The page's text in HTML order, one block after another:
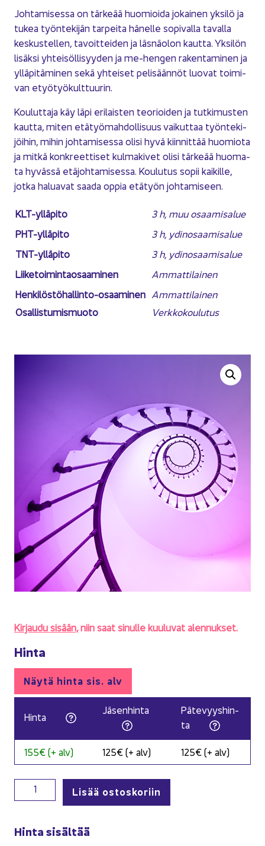
Joh­ta­mi­ses­sa on tär­ke­ää huo­mioi­da jo­kai­nen yk­si­lö ja
tukea työn­te­ki­jän tar­pei­ta hä­nel­le so­pi­val­la ta­val­la
kes­kus­tel­len, ta­voit­tei­den ja läs­nä­olon kaut­ta. Yk­si­lön
li­säk­si yh­tei­söl­li­syy­den ja me-​hengen ra­ken­ta­mi­nen ja
yl­lä­pi­tä­mi­nen sekä yh­tei­set pe­li­sään­nöt luo­vat toi­mi­
van etyö­työ­kult­tuu­rin.
Kou­lut­ta­ja käy läpi eri­lais­ten teo­rioi­den ja tut­ki­mus­ten
kaut­ta, miten etä­työ­mah­dol­li­suus vai­kut­taa työn­te­ki­
jöi­hin, mihin joh­ta­mi­ses­sa olisi hyvä kiin­nit­tää huo­mio­ta
ja mitkä kon­kreet­ti­set kul­ma­ki­vet olisi tär­ke­ää huo­ma­
ta hy­väs­sä etä­joh­ta­mi­ses­sa. Kou­lu­tus sopii kai­kil­le,
jotka ha­lua­vat saada oppia etä­työn joh­ta­mi­seen.
KLT-​ylläpito
3 h, muu osaa­mi­sa­lue
PHT-​ylläpito
3 h, ydin­osaa­mi­sa­lue
TNT-​ylläpito
3 h, ydin­osaa­mi­sa­lue
Lii­ke­toi­min­tao­saa­mi­nen
Am­mat­ti­lai­nen
Henkilöstöhallinto-​osaaminen Am­mat­ti­lai­nen
Osal­lis­tu­mis­muo­to
Verk­ko­kou­lu­tus
Kir­jau­du si­sään,niin saat si­nul­le kuu­lu­vat alen­nuk­set.
Hinta
Näytä hinta sis. alv
Hinta
Jä­sen­hin­ta
Pä­te­vyys­hin­
ta
155€ (+ alv) 125€ (+ alv) 125€ (+ alv)
Etätyön johtaminen määrä
Lisää ostoskoriin
Hinta si­säl­tää